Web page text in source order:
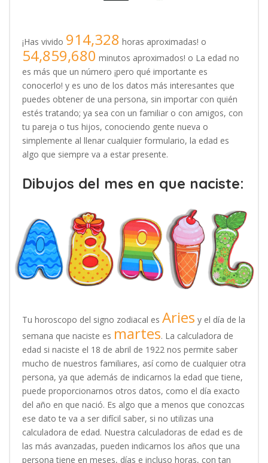
¡Has vivido 914,328 horas aproximadas! o
54,859,680 minutos aproximados! o La edad no
es más que un número ¡pero qué importante es
conocerlo! y es uno de los datos más interesantes que
puedes obtener de una persona, sin importar con quién
estés tratando; ya sea con un familiar o con amigos, con
tu pareja o tus hijos, conociendo gente nueva o
simplemente al llenar cualquier formulario, la edad es
algo que siempre va a estar presente.
Dibujos del mes en que naciste:
Tu horoscopo del signo zodiacal es Aries y el día de la
semana que naciste es martes. La calculadora de
edad si naciste el 18 de abril de 1922 nos permite saber
mucho de nuestros familiares, así como de cualquier otra
persona, ya que además de indicarnos la edad que tiene,
puede proporcionarnos otros datos, como el día exacto
del año en que nació. Es algo que a menos que conozcas
ese dato te va a ser difícil saber, si no utilizas una
calculadora de edad. Nuestra calculadoras de edad es de
las más avanzadas, pueden indicarnos los años que una
persona tiene en meses, días e incluso horas, con tan